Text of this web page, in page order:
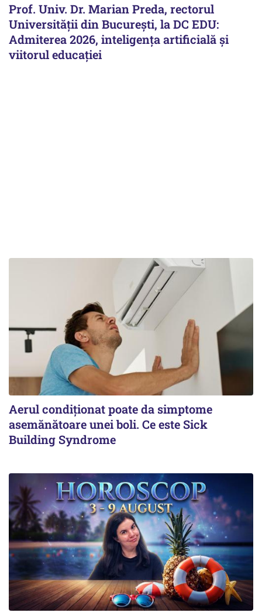
Prof. Univ. Dr. Marian Preda, rectorul
Universității din București, la DC EDU:
Admiterea 2026, inteligența artificială și
viitorul educației
Aerul condiționat poate da simptome
asemănătoare unei boli. Ce este Sick
Building Syndrome